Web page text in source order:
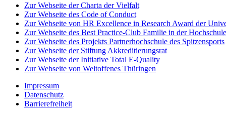
Zur Webseite der Charta der Vielfalt
Zur Webseite des Code of Conduct
Zur Webseite von HR Excellence in Research Award der
Zur Webseite des Best Practice-Club Familie in der Hochschule
Zur Webseite des Projekts Partnerhochschule des Spitzensports
Zur Webseite der Stiftung Akkreditierungsrat
Zur Webseite der Initiative Total E-Quality
Zur Webseite von Weltoffenes Thüringen
Impressum
Datenschutz
Barrierefreiheit